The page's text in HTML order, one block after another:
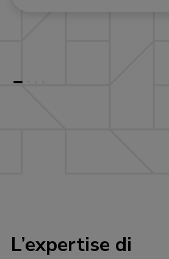
L’expertise di